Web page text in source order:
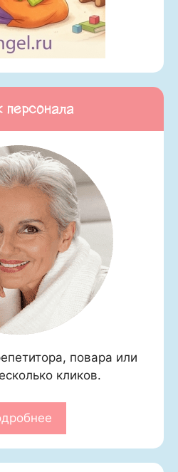
персонала
повара или
кликов.